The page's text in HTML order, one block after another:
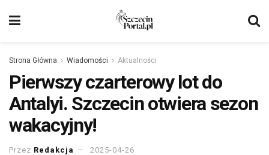
Strona Główna Wiadomości Aktualności
Pierwszy czarterowy lot do
Antalyi. Szczecin otwiera sezon
wakacyjny!
Przez Redakcja 2025-04-26